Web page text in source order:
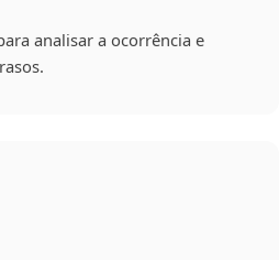
analisar a ocorrência e